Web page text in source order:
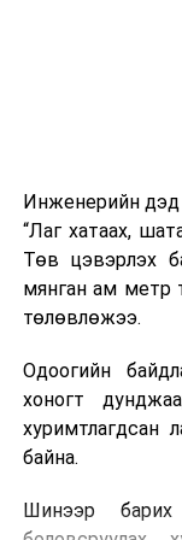
өдөр тутмын
практик ур
Сургалтыг
жишээнд
танилцах,
онол, практик
байна.
зохион
Инженерийн дэд
“Лаг хатаах,
Төв цэвэрлэх
мянган ам метр
төлөвлөжээ.
Одоогийн
хоногт
хуримтлагдсан
байна.
Шинээр